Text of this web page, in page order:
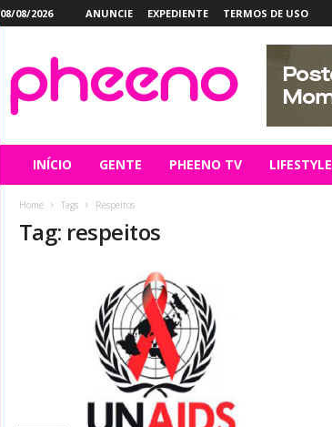
08/08/2026 ANUNCIE EXPEDIENTE TERMOS DE USO
INÍCIO GENTE PHEENO TV LIFESTYLE
Home Tags Respeitos
Tag: respeitos